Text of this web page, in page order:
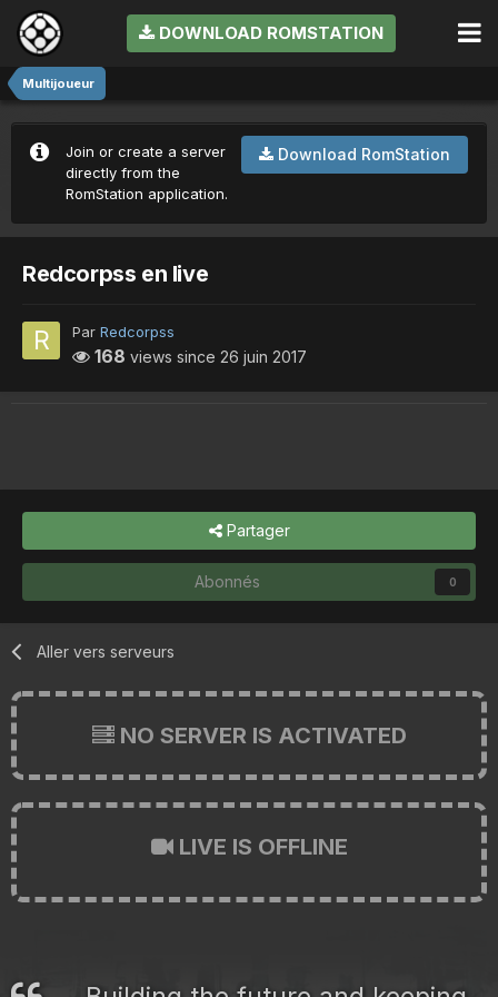
DOWNLOAD ROMSTATION
Multijoueur
Download RomStation
Join or create a server
directly from the
RomStation application.
Redcorpss en live
Par Redcorpss
168 views since 26 juin 2017
Partager
Abonnés 0
Aller vers serveurs
NO SERVER IS ACTIVATED
LIVE IS OFFLINE